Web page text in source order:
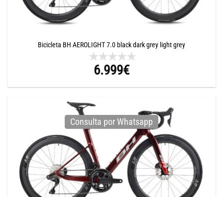
Bicicleta BH AEROLIGHT 7.0 black dark grey light grey
6.999€
Consulta por Whatsapp